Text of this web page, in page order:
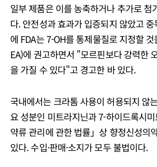
일부 제품은 이를 농축하거나 추가로 첨
다. 안전성과 효과가 입증되지 않았고
에 FDA는 7-OH를 통제물질로 지정할
EA)에 권고하면서 "모르핀보다 강력한
을 가질 수 있다"고 경고한 바 있다.
국내에서는 크라톰 사용이 허용되지 않
요 성분인 미트라지닌과 7-하이드록시
약류 관리에 관한 법률」상 향정신성의
있다. 수입·판매·소지가 모두 불법이다.